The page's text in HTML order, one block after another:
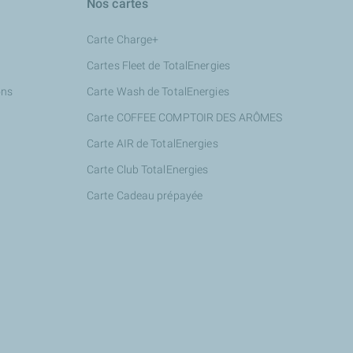
Nos cartes
Carte Charge+
Cartes Fleet de TotalEnergies
Carte Wash de TotalEnergies
Carte COFFEE COMPTOIR DES ARÔMES
Carte AIR de TotalEnergies
Carte Club TotalEnergies
Carte Cadeau prépayée